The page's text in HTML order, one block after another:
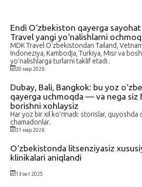
Endi O‘zbekiston qayerga
Travel yangi yo‘nalishlarni
MDK Travel O‘zbekistondan Tailand,
Indoneziya, Kambodja, Turkiya, Misr va
yo‘nalishlarga turlarni taklif etadi..
20 мар 2026
Dubay, Bali, Bangkok: bu yoz
qayerga uchmoqda — va nega siz
borishni xohlaysiz
Har yoz bir xil ko‘rinadi: storislar, quyoshda
chamadonlar..
31 мар 2026
O‘zbekistonda litsenziyasiz
klinikalari aniqlandi
.
13 окт 2025